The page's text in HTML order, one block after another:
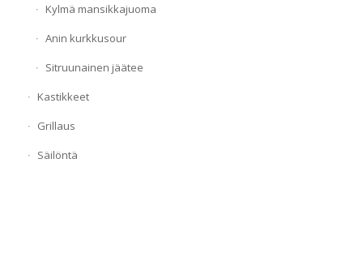
Kylmä mansikkajuoma
Anin kurkkusour
Sitruunainen jäätee
Kastikkeet
Grillaus
Säilöntä